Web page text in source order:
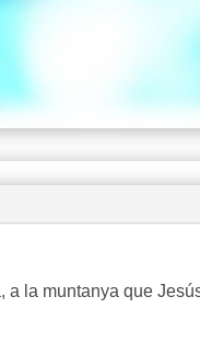
a la muntanya que